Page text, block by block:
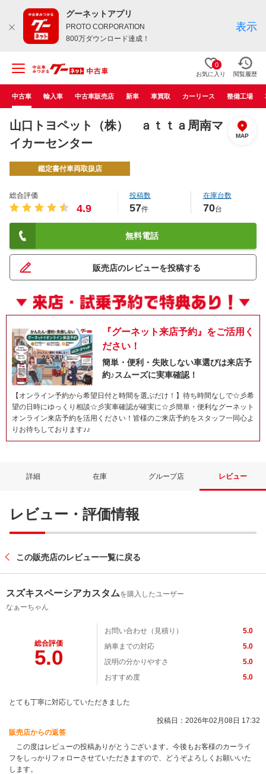
グーネットアプリ
PROTO CORPORATION
800万ダウンロード達成！
表示
0
お気に入り 閲覧履歴
中古車 輸入車 中古車販売店 新車 車買取 カーリース 整備工場
山口トヨペット（株） ａｔｔａ周南マ
イカーセンター
MAP
鑑定書付車両取扱店
総合評価
4.9
投稿数
57件
在庫台数
70台
無料電話
販売店のレビューを投稿する
『グーネット来店予約』をご活用く
ださい！
簡単・便利・失敗しない車選びは来店予
約♪スムーズに実車確認！
【オンライン予約から希望日付と時間を選ぶだけ！】待ち時間なしで☆彡希
望の日時にゆっくり相談☆彡実車確認が確実に☆彡簡単・便利なグーネット
オンライン来店予約を活用ください！皆様のご来店予約をスタッフ一同心よ
りお待ちしております♪♪
詳細 在庫 グループ店 レビュー
レビュー・評価情報
この販売店のレビュー一覧に戻る
スズキスペーシアカスタムを購入したユーザー
なぁーちゃん
総合評価
5.0
お問い合わせ（見積り）
5.0
納車までの対応
5.0
説明の分かりやすさ
5.0
おすすめ度
5.0
とても丁寧に対応していただきました
投稿日：2026年02月08日 17:32
販売店からの返答
この度はレビューの投稿ありがとうございます。今後もお客様のカーライ
フをしっかりフォローさせていただきますので、どうぞよろしくお願いいた
します。